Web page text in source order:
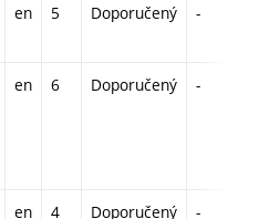
en 5 Doporučený -
en 6 Doporučený -
en 4 Doporučený -